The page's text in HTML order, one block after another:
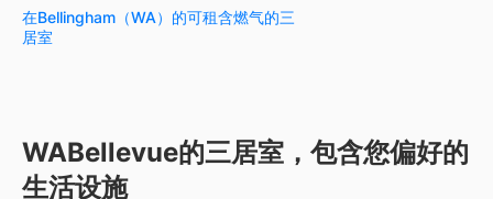
在Bellingham（WA）的可租含燃气的三
居室
WABellevue的三居室，包含您偏好的
生活设施